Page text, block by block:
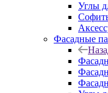
Углы
Фасадные